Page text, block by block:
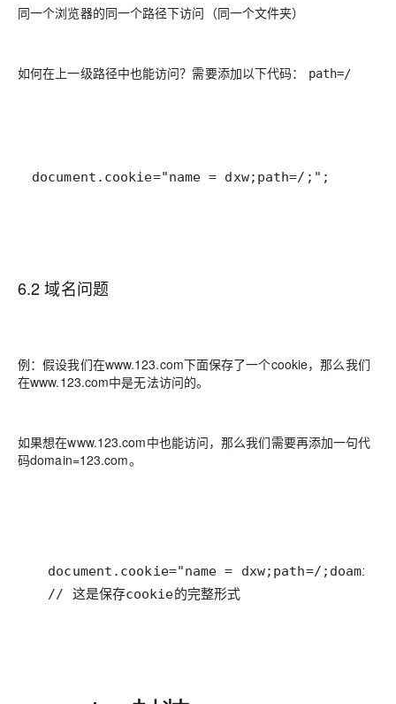
同一个浏览器的同一个路径下访问（同一个文件夹）
如何在上一级路径中也能访问？需要添加以下代码： path=/
document.cookie="name = dxw;path=/;";
6.2 域名问题
例：假设我们在www.123.com下面保存了一个cookie，那么我们
在www.123.com中是无法访问的。
如果想在www.123.com中也能访问，那么我们需要再添加一句代
码domain=123.com。
  // 这是保存cookie的完整形式